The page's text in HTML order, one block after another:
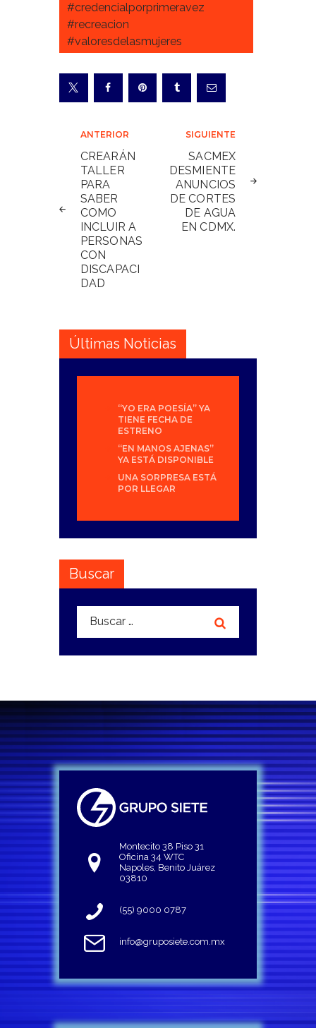
#credencialporprimeravez
#recreacion
#valoresdelasmujeres
Navegación
de
entradas
ANTERIOR
CREARÁN
TALLER
PARA
SABER
COMO
INCLUIR A
PERSONAS
CON
DISCAPACI
DAD
SIGUIENTE
SACMEX
DESMIENTE
ANUNCIOS
DE CORTES
DE AGUA
EN CDMX.
Últimas Noticias
“YO ERA POESÍA” YA
TIENE FECHA DE
ESTRENO
“EN MANOS AJENAS”
YA ESTÁ DISPONIBLE
UNA SORPRESA ESTÁ
POR LLEGAR
Buscar
Buscar:
Montecito 38 Piso 31
Oficina 34 WTC
Napoles, Benito Juárez
03810
(55) 9000 0787
info@gruposiete.com.mx